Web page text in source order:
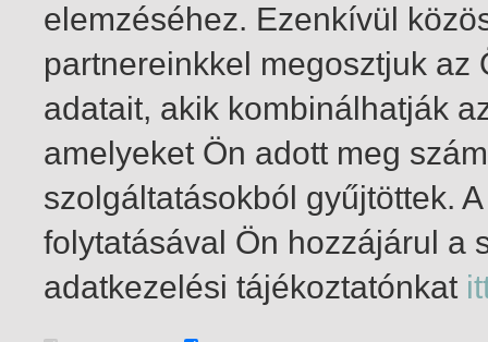
1-7 / összesen 7 találat
elemzéséhez. Ezenkívül
partnereinkkel megosztjuk
adatait, akik kombinálhatják
amelyeket Ön adott meg
szolgáltatásokból gyűjtöttek.
folytatásával Ön hozzájárul a
adatkezelési tájékoztatónkat